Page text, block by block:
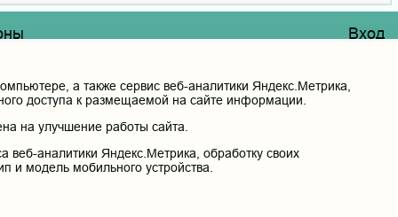
край, г. Чита, ул. Горького, д. 39 «а».
Вход
а также сервис веб-аналитики Яндекс.Метрика,
доступа к размещаемой на сайте информации.
на улучшение работы сайта.
веб-аналитики Яндекс.Метрика, обработку своих
и модель мобильного устройства.